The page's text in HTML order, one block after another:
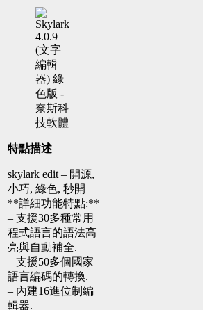
特點描述
skylark edit – 開源,
小巧, 綠色, 秒開
**詳細功能特點:**
– 支援30多種常用
程式語言的語法高
亮與自動補全.
– 支援50多個國家
語言編碼的轉換.
– 內建16進位制編
輯器.